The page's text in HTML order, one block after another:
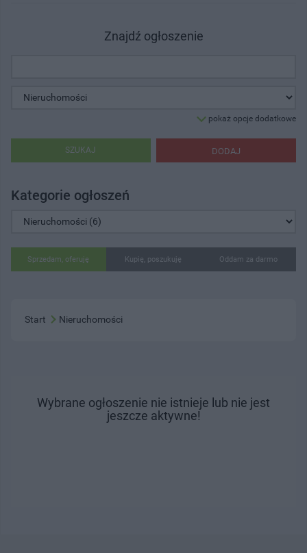
Znajdź ogłoszenie
pokaż opcje dodatkowe
DODAJ
SZUKAJ
Kategorie ogłoszeń
Sprzedam, oferuję Kupię, poszukuję Oddam za darmo
Start Nieruchomości
Wybrane ogłoszenie nie istnieje lub nie jest
jeszcze aktywne!